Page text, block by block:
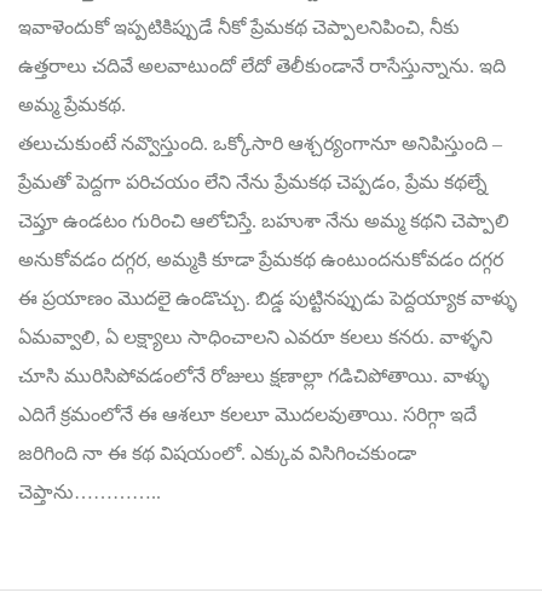
ఇవాళెందుకో ఇప్పటికిప్పుడే నీకో ప్రేమకథ చెప్పాలనిపించి, నీకు
ఉత్తరాలు చదివే అలవాటుందో లేదో తెలీకుండానే రాసేస్తున్నాను. ఇది
అమ్మ ప్రేమకథ.
తలుచుకుంటే నవ్వొస్తుంది. ఒక్కోసారి ఆశ్చర్యంగానూ అనిపిస్తుంది –
ప్రేమతో పెద్దగా పరిచయం లేని నేను ప్రేమకథ చెప్పడం, ప్రేమ కథల్నే
చెప్తూ ఉండటం గురించి ఆలోచిస్తే. బహుశా నేను అమ్మ కథని చెప్పాలి
అనుకోవడం దగ్గర, అమ్మకి కూడా ప్రేమకథ ఉంటుందనుకోవడం దగ్గర
ఈ ప్రయాణం మొదలై ఉండొచ్చు. బిడ్డ పుట్టినప్పుడు పెద్దయ్యాక వాళ్ళు
ఏమవ్వాలి, ఏ లక్ష్యాలు సాధించాలని ఎవరూ కలలు కనరు. వాళ్ళని
చూసి మురిసిపోవడంలోనే రోజులు క్షణాల్లా గడిచిపోతాయి. వాళ్ళు
ఎదిగే క్రమంలోనే ఈ ఆశలూ కలలూ మొదలవుతాయి. సరిగ్గా ఇదే
జరిగింది నా ఈ కథ విషయంలో. ఎక్కువ విసిగించకుండా
చెప్తాను…………..